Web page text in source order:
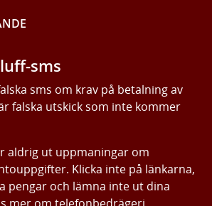
sms
sms om krav på betalning av
falska utskick som inte kommer
aldrig ut uppmaningar om
Klicka inte på länkarna,
pengar och lämna inte ut dina